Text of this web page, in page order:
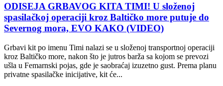
ODISEJA GRBAVOG KITA TIMI! U složenoj
spasilačkoj operaciji kroz Baltičko more putuje do
Severnog mora, EVO KAKO (VIDEO)
Grbavi kit po imenu Timi nalazi se u složenoj transportnoj operaciji
kroz Baltičko more, nakon što je jutros barža sa kojom se prevozi
ušla u Femarnski pojas, gde je saobraćaj izuzetno gust. Prema planu
privatne spasilačke inicijative, kit će...